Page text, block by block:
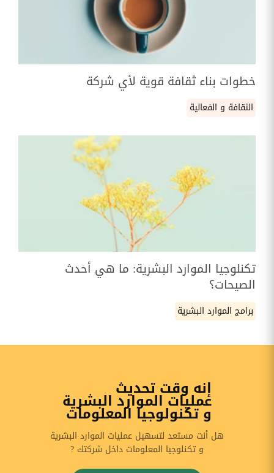
خطوات بناء ثقافة قوية لأي شركة
الثقافة و الفعالية
تكنلوجيا الموارد البشرية: ما هي أحدث
الصيحات؟
برامج الموارد البشرية
إنه وقت تحديث
عمليات الموارد البشرية
و تكنولوجيا المعلومات
هل أنت مستعد لتسهيل عمليات الموارد البشرية
و تكنلوجيا المعلومات داخل شركتك ?